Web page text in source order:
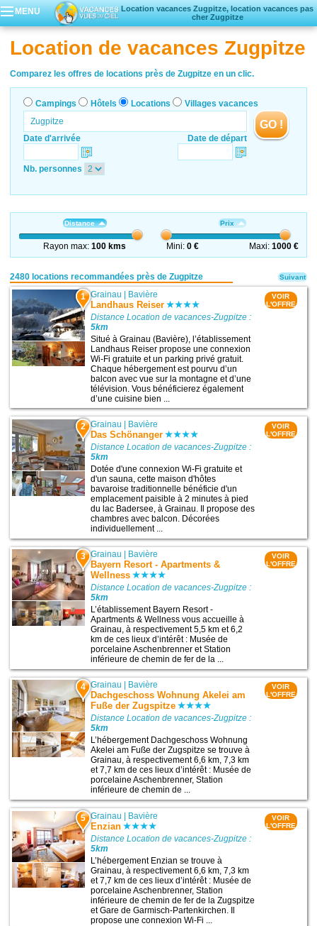
MENU
Location vacances Zugpitze, location vacances pas
cher Zugpitze
Hôtels
Location de vacances Zugpitze
Comparez les offres de locations près de Zugpitze en un clic.
Campings Hôtels Locations Villages vacances
Date d'arrivée Date de départ
GO !
Nb. personnes
Distance
Rayon max:100 kms
Prix
Mini:0 € Maxi: 1000 €
2480 locations recommandées près de Zugpitze
1 Grainau | Bavière
Landhaus Reiser
Distance Location de vacances-Zugpitze :
5km
Situé à Grainau (Bavière), l’établissement
Landhaus Reiser propose une connexion
Wi-Fi gratuite et un parking privé gratuit.
Chaque hébergement est pourvu d’un
balcon avec vue sur la montagne et d’une
télévision. Vous bénéficierez également
d’une cuisine bien ...
VOIR
L'OFFRE
2 Grainau Bavière
Das Schönanger
Distance Location de vacances-Zugpitze :
5km
Dotée d'une connexion Wi-Fi gratuite et
d'un sauna, cette maison d'hôtes
bavaroise traditionnelle bénéficie d'un
emplacement paisible à 2 minutes à pied
du lac Badersee, à Grainau. Il propose des
chambres avec balcon. Décorées
individuellement ...
VOIR
L'OFFRE
3 Grainau Bavière
Bayern Resort - Apartments &
Wellness
Distance Location de vacances-Zugpitze :
5km
L’établissement Bayern Resort -
Apartments & Wellness vous accueille à
Grainau, à respectivement 5,5 km et 6,2
km de ces lieux d’intérêt : Musée de
porcelaine Aschenbrenner et Station
inférieure de chemin de fer de la ...
VOIR
L'OFFRE
4 Grainau Bavière
Dachgeschoss Wohnung Akelei am
Fuße der Zugspitze
Distance Location de vacances-Zugpitze :
5km
L’hébergement Dachgeschoss Wohnung
Akelei am Fuße der Zugspitze se trouve à
Grainau, à respectivement 6,6 km, 7,3 km
et 7,7 km de ces lieux d’intérêt : Musée de
porcelaine Aschenbrenner, Station
inférieure de chemin de ...
VOIR
L'OFFRE
5 Grainau | Bavière
Enzian
Distance Location de vacances-Zugpitze :
5km
L’hébergement Enzian se trouve à
Grainau, à respectivement 6,6 km, 7,3 km
et 7,7 km de ces lieux d’intérêt : Musée de
porcelaine Aschenbrenner, Station
inférieure de chemin de fer de la Zugspitze
et Gare de Garmisch-Partenkirchen. Il
propose une connexion Wi-Fi ...
VOIR
L'OFFRE
Suivant